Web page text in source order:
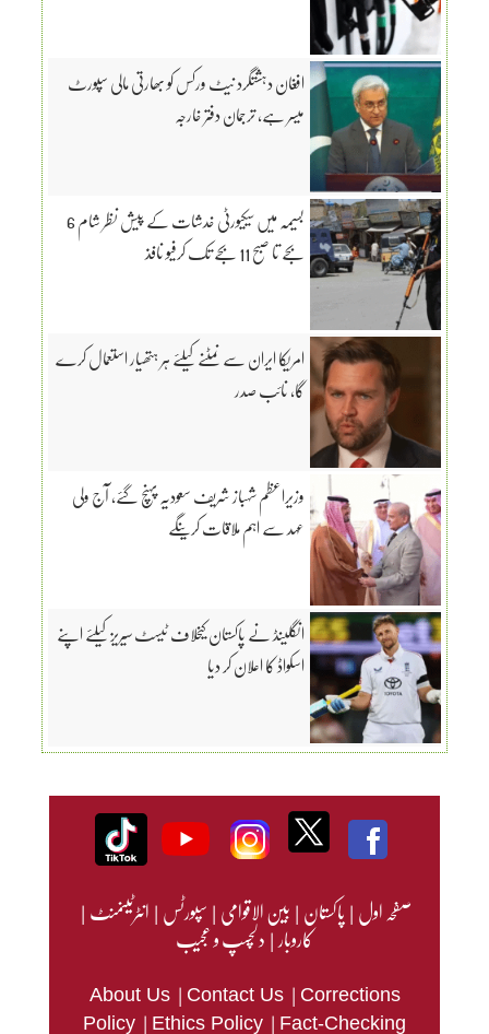
افغان دہشتگرد نیٹ ورکس کو بھارتی مالی سپورٹ
میسر ہے، ترجمان دفتر خارجہ
بسیمہ میں سیکیورٹی خدشات کے پیش نظر شام 6
بجے تا صبح 11 بجے تک کرفیو نافذ
امریکا ایران سے نمٹنے کیلئے ہر ہتھیار استعمال کرے
گا، نائب صدر
وزیراعظم شہباز شریف سعودیہ پہنچ گئے، آج ولی
عہد سے اہم ملاقات کرینگے
انگلینڈ نے پاکستان کیخلاف ٹیسٹ سیریز کیلئے اپنے
اسکواڈ کا اعلان کر دیا
صفحہ اول|پاکستان|بین الاقوامی|سپورٹس|انٹرٹینمنٹ|
کاروبار|دلچسپ و عجیب
About Us | Contact Us | Corrections
Policy | Ethics Policy | Fact-Checking